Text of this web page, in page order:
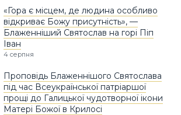
«Гора є місцем, де людина особливо
відкриває Божу присутність», —
Блаженніший Святослав на горі Піп
Іван
4 серпня
Проповідь Блаженнішого Святослава
під час Всеукраїнської патріаршої
прощі до Галицької чудотворної ікони
Матері Божої в Крилосі